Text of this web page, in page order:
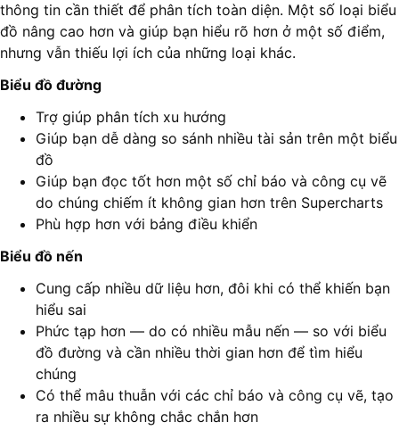
thông tin cần thiết để phân tích toàn diện. Một số loại biểu
đồ nâng cao hơn và giúp bạn hiểu rõ hơn ở một số điểm,
nhưng vẫn thiếu lợi ích của những loại khác.
Biểu đồ đường
Trợ giúp phân tích xu hướng
Giúp bạn dễ dàng so sánh nhiều tài sản trên một biểu
đồ
Giúp bạn đọc tốt hơn một số chỉ báo và công cụ vẽ
do chúng chiếm ít không gian hơn trên Supercharts
Phù hợp hơn với bảng điều khiển
Biểu đồ nến
Cung cấp nhiều dữ liệu hơn, đôi khi có thể khiến bạn
hiểu sai
Phức tạp hơn — do có nhiều mẫu nến — so với biểu
đồ đường và cần nhiều thời gian hơn để tìm hiểu
chúng
Có thể mâu thuẫn với các chỉ báo và công cụ vẽ, tạo
ra nhiều sự không chắc chắn hơn